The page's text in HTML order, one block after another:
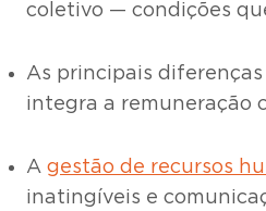
coletivo — condições
As principais
integra a remuneração
A gestão de recursos
inatingíveis e